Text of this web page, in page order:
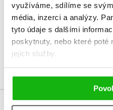
využíváme, sdílíme se
média, inzerci a analýzy.
tyto údaje s dalšími
poskytnuty, nebo které poté
jejich služby.
Vaše hodnocení
Uživatelskou recenzi mohou
Přihlásit